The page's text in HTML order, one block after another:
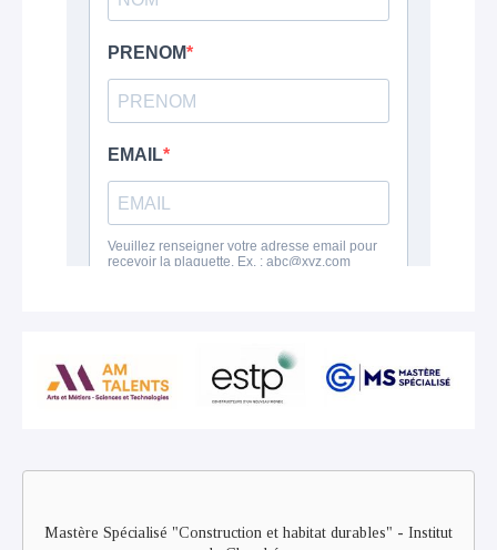
Remote
Mastère Spécialisé "Construction et habitat durables" - Institut